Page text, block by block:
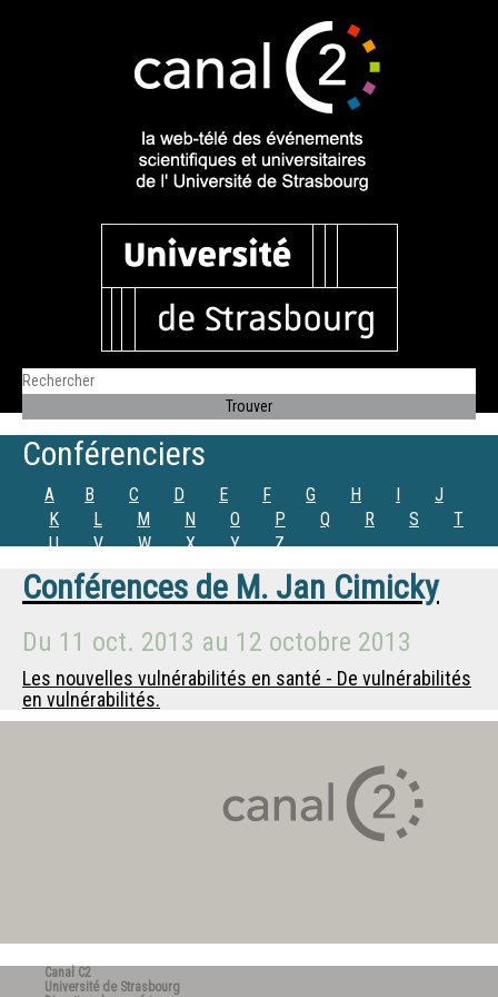
Conférenciers
A B C D E F G H I
J
K
L M N O P Q R S
T
U
V W X Y Z
Conférences de M. Jan Cimicky
Du 11 oct. 2013 au 12 octobre 2013
Les nouvelles vulnérabilités en santé - De vulnérabilités
en vulnérabilités.
Canal C2
Université de Strasbourg